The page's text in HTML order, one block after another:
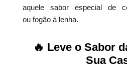
aquele sabor especial de
ou fogão à lenha.
🔥 Leve o Sabor
Sua